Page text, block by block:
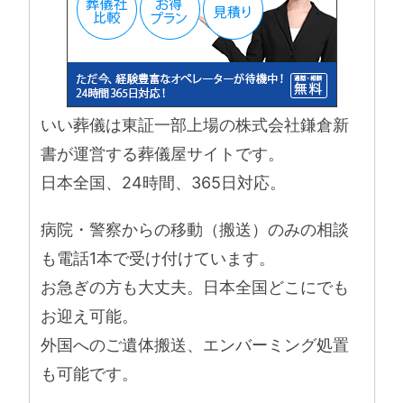
いい葬儀は東証一部上場の株式会社鎌倉新
書が運営する葬儀屋サイトです。
日本全国、24時間、365日対応。
病院・警察からの移動（搬送）のみの相談
も電話1本で受け付けています。
お急ぎの方も大丈夫。日本全国どこにでも
お迎え可能。
外国へのご遺体搬送、エンバーミング処置
も可能です。